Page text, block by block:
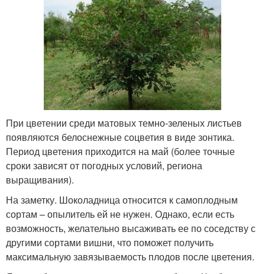
При цветении среди матовых темно-зеленых листьев
появляются белоснежные соцветия в виде зонтика.
Период цветения приходится на май (более точные
сроки зависят от погодных условий, региона
выращивания).
На заметку. Шоколадница относится к самоплодным
сортам – опылитель ей не нужен. Однако, если есть
возможность, желательно высаживать ее по соседству с
другими сортами вишни, что поможет получить
максимальную завязываемость плодов после цветения.